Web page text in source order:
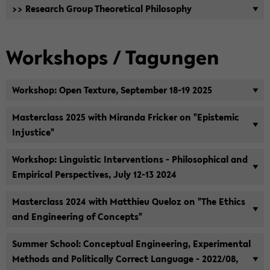
>> Re­se­arch Group Theo­re­ti­cal Phi­lo­so­phy
Work­shops / Ta­gun­gen
Work­shop: Open Tex­tu­re, Sep­tem­ber 18-19 2025
Mas­ter­class 2025 with Mi­ran­da Fri­cker on "Epis­temic
In­justi­ce"
Work­shop: Lin­gu­is­tic In­ter­ven­ti­ons - Phi­lo­so­phi­cal and
Em­pi­ri­cal Per­spec­ti­ves, July 12-13 2024
Mas­ter­class 2024 with Mat­thieu Que­loz on "The Ethics
and En­gi­nee­ring of Con­cepts"
Sum­mer School: Con­cep­tu­al En­gi­nee­ring, Ex­pe­ri­men­tal
Me­thods and Po­li­ti­cal­ly Cor­rect Lan­guage - 2022/08,